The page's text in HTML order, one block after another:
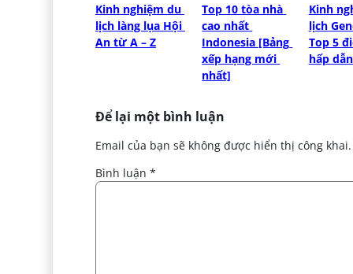
Kinh nghiệm du
lịch làng lụa Hội
An từ A – Z
Top 10 tòa nhà
cao nhất
Indonesia [Bảng
xếp hạng mới
nhất]
Kinh
lịch
Top 5
hấp
Để lại một bình luận
Email của bạn sẽ không được hiển thị công khai.
Bình luận *